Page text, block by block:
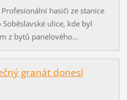
hasiči ze stanice
ulice, kde byl
z bytů panelového...
granát donesl